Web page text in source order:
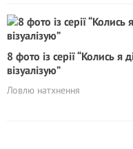
8 фото із серії “Колись я
візуалізую”
Ловлю натхнення